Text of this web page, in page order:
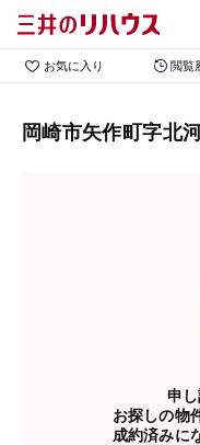
お気に入り 閲覧
岡崎市矢作町字北
申し
お探しの物
成約済みに